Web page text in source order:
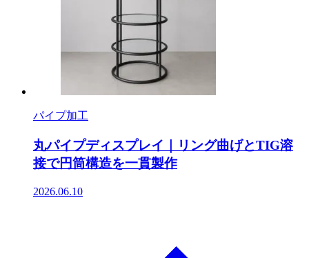
パイプ加工
丸パイプディスプレイ｜リング曲げとTIG溶
接で円筒構造を一貫製作
2026.06.10